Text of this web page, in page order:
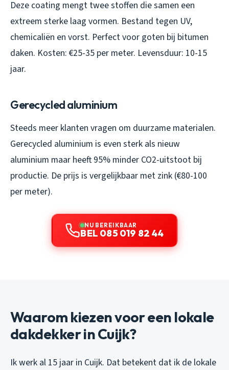
Deze coating mengt twee stoffen die samen een
extreem sterke laag vormen. Bestand tegen UV,
chemicaliën en vorst. Perfect voor goten bij bitumen
daken. Kosten: €25-35 per meter. Levensduur: 10-15
jaar.
Gerecycled aluminium
Steeds meer klanten vragen om duurzame materialen.
Gerecycled aluminium is even sterk als nieuw
aluminium maar heeft 95% minder CO2-uitstoot bij
productie. De prijs is vergelijkbaar met zink (€80-100
per meter).
NU BEREIKBAAR
BEL 085 019 82 44
Waarom kiezen voor een lokale
dakdekker in Cuijk?
Ik werk al 15 jaar in Cuijk. Dat betekent dat ik de lokale